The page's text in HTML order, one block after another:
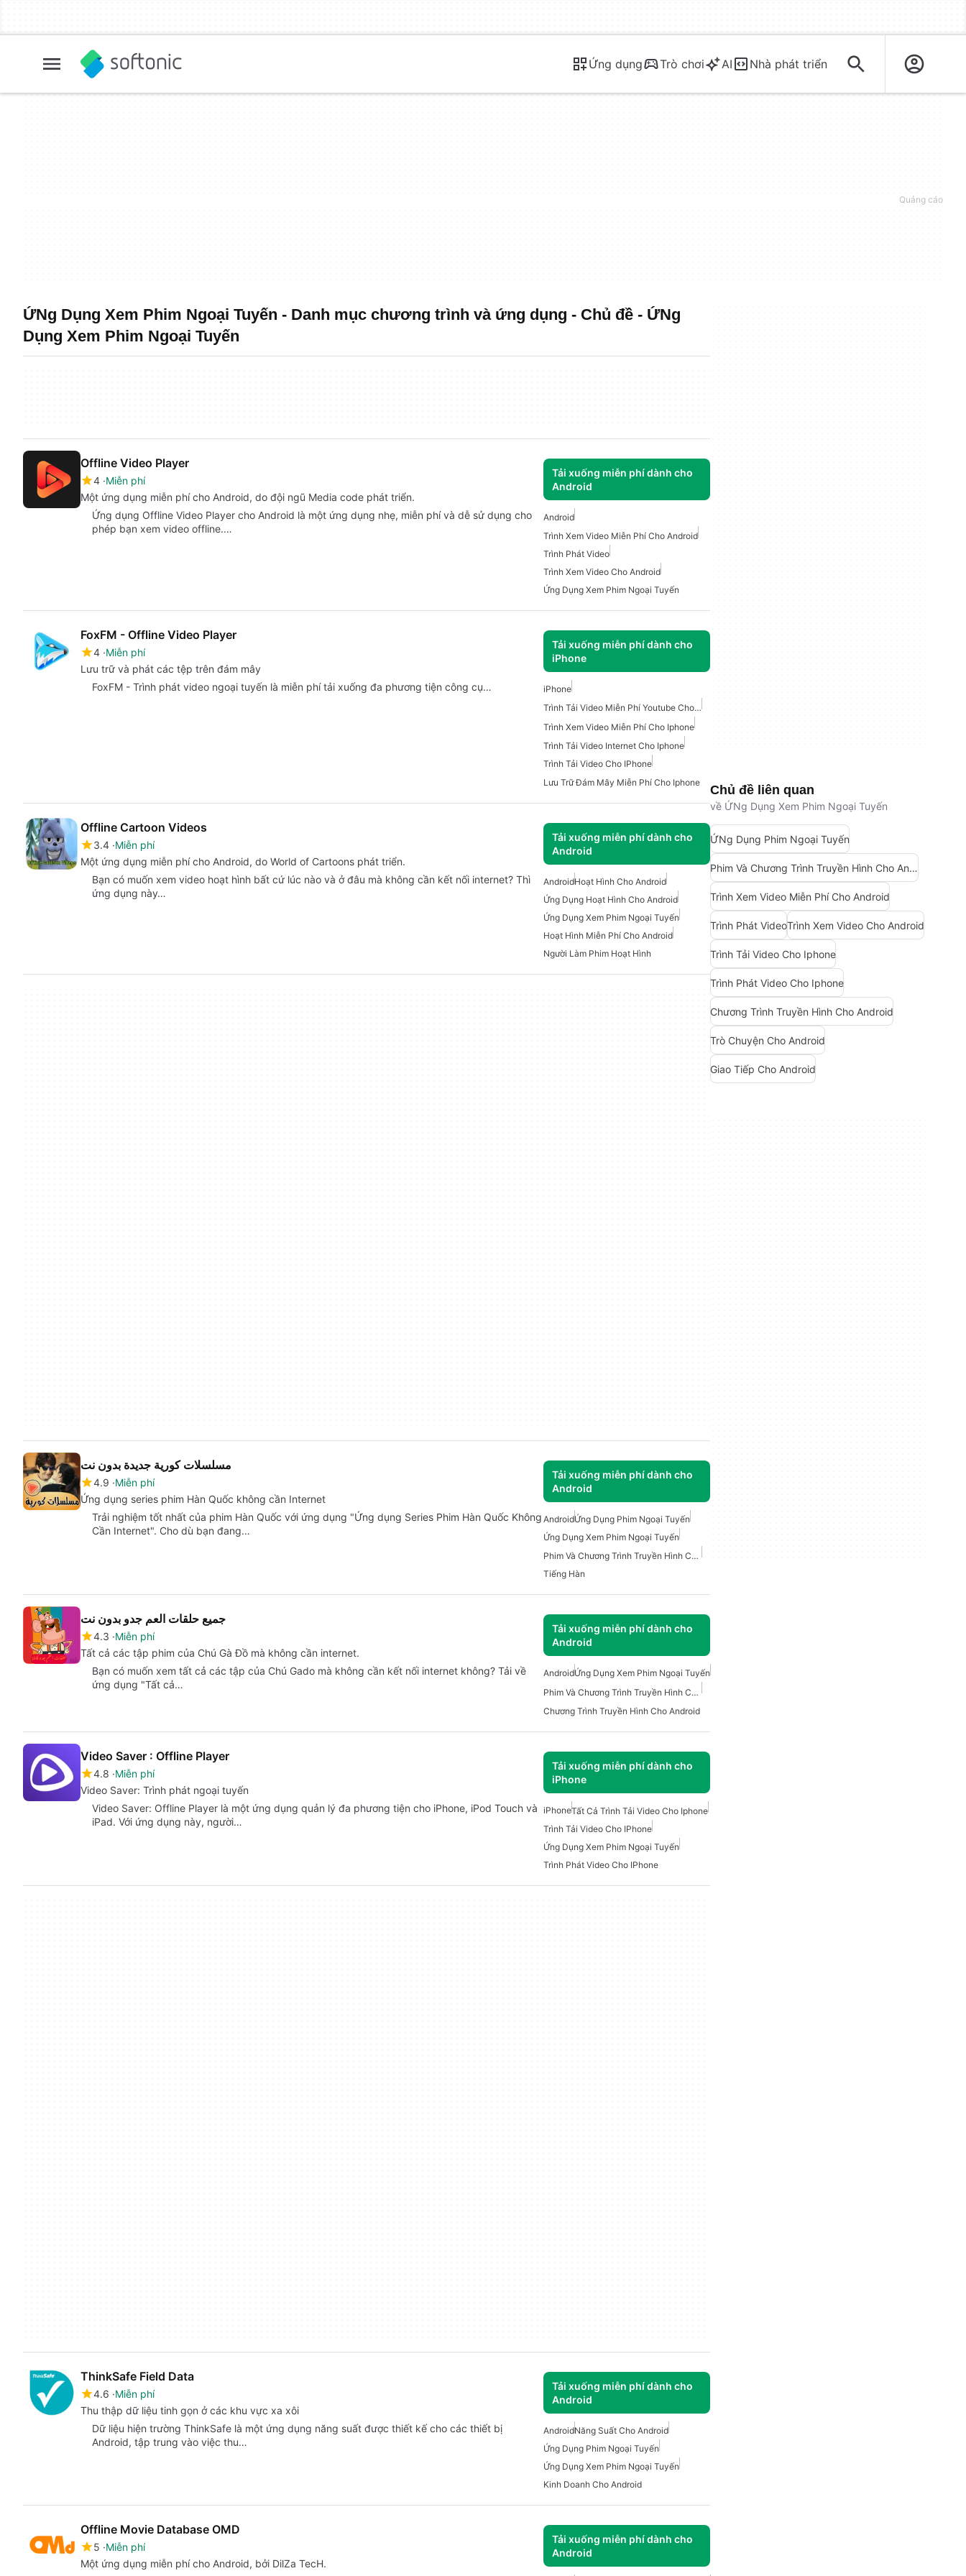
Ứng dụng Trò chơi AI Nhà phát triển
ỨNg Dụng Xem Phim Ngoại Tuyến - Danh mục chương trình và ứng dụng - Chủ đề - ỨNg
Dụng Xem Phim Ngoại Tuyến
Offline Video Player
4 Miễn phí
Một ứng dụng miễn phí cho Android, do đội ngũ Media code phát triển.
Tải xuống miễn phí dành cho
Android
Ứng dụng Offline Video Player cho Android là một ứng dụng nhẹ, miễn phí và dễ sử dụng cho
phép bạn xem video offline.…
Android
Trình Xem Video Miễn Phí Cho Android
Trình Phát Video
Trình Xem Video Cho Android
Ứng Dụng Xem Phim Ngoại Tuyến
FoxFM - Offline Video Player
4 Miễn phí
Lưu trữ và phát các tệp trên đám mây
Tải xuống miễn phí dành cho
iPhone
FoxFM - Trình phát video ngoại tuyến là miễn phí tải xuống đa phương tiện công cụ…
iPhone
Trình Tải Video Miễn Phí Youtube Cho Iphone
Trình Xem Video Miễn Phí Cho Iphone
Trình Tải Video Internet Cho Iphone
Trình Tải Video Cho IPhone
Lưu Trữ Đám Mây Miễn Phí Cho Iphone
Offline Cartoon Videos
3.4 Miễn phí
Một ứng dụng miễn phí cho Android, do World of Cartoons phát triển.
Tải xuống miễn phí dành cho
Android
Bạn có muốn xem video hoạt hình bất cứ lúc nào và ở đâu mà không cần kết nối internet? Thì
ứng dụng này…
AndroidHoạt Hình Cho Android
Ứng Dụng Hoạt Hình Cho Android
Ứng Dụng Xem Phim Ngoại Tuyến
Hoạt Hình Miễn Phí Cho Android
Người Làm Phim Hoạt Hình
مسلسلات كورية جديدة بدون نت
4.9 Miễn phí
Ứng dụng series phim Hàn Quốc không cần Internet
Tải xuống miễn phí dành cho
Android
Trải nghiệm tốt nhất của phim Hàn Quốc với ứng dụng "Ứng dụng Series Phim Hàn Quốc Không
Cần Internet". Cho dù bạn đang…
AndroidỨng Dụng Phim Ngoại Tuyến
Ứng Dụng Xem Phim Ngoại Tuyến
Phim Và Chương Trình Truyền Hình Cho Android
Tiếng Hàn
جميع حلقات العم جدو بدون نت
4.3 Miễn phí
Tất cả các tập phim của Chú Gà Đồ mà không cần internet.
Tải xuống miễn phí dành cho
Android
Bạn có muốn xem tất cả các tập của Chú Gado mà không cần kết nối internet không? Tải về
ứng dụng "Tất cả…
AndroidỨng Dụng Xem Phim Ngoại Tuyến
Phim Và Chương Trình Truyền Hình Cho Android
Chương Trình Truyền Hình Cho Android
Video Saver : Offline Player
4.8 Miễn phí
Video Saver: Trình phát ngoại tuyến
Tải xuống miễn phí dành cho
iPhone
Video Saver: Offline Player là một ứng dụng quản lý đa phương tiện cho iPhone, iPod Touch và
iPad. Với ứng dụng này, người…
iPhoneTất Cả Trình Tải Video Cho Iphone
Trình Tải Video Cho IPhone
Ứng Dụng Xem Phim Ngoại Tuyến
Trình Phát Video Cho IPhone
ThinkSafe Field Data
4.6 Miễn phí
Thu thập dữ liệu tinh gọn ở các khu vực xa xôi
Tải xuống miễn phí dành cho
Android
Dữ liệu hiện trường ThinkSafe là một ứng dụng năng suất được thiết kế cho các thiết bị
Android, tập trung vào việc thu…
AndroidNăng Suất Cho Android
Ứng Dụng Phim Ngoại Tuyến
Ứng Dụng Xem Phim Ngoại Tuyến
Kinh Doanh Cho Android
Offline Movie Database OMD
5 Miễn phí
Một ứng dụng miễn phí cho Android, bởi DilZa TecH.
Tải xuống miễn phí dành cho
Android
Chủ đề liên quan
về ỨNg Dụng Xem Phim Ngoại Tuyến
ỨNg Dụng Phim Ngoại Tuyến
Phim Và Chương Trình Truyền Hình Cho Android
Trình Xem Video Miễn Phí Cho Android
Trình Phát VideoTrình Xem Video Cho Android
Trình Tải Video Cho Iphone
Trình Phát Video Cho Iphone
Chương Trình Truyền Hình Cho Android
Trò Chuyện Cho Android
Giao Tiếp Cho Android